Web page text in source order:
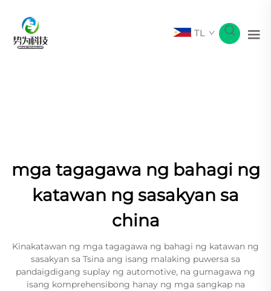
TL
mga tagagawa ng bahagi ng
katawan ng sasakyan sa
china
Kinakatawan ng mga tagagawa ng bahagi ng katawan ng
sasakyan sa Tsina ang isang malaking puwersa sa
pandaigdigang suplay ng automotive, na gumagawa ng
isang komprehensibong hanay ng mga sangkap na